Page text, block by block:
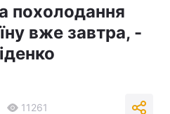
похолодання
вже завтра, -
11261